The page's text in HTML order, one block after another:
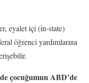
eyalet içi (in-state)
öğrenci yardımlarına
çocuğumun ABD’de